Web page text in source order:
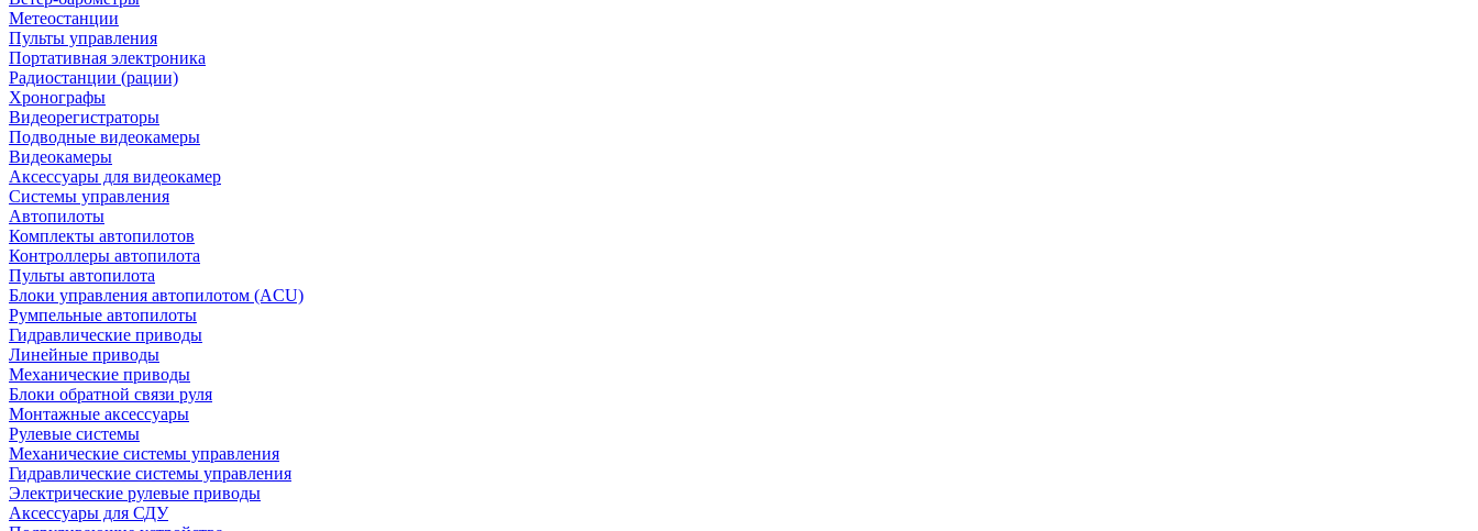
Метеостанции
Пульты управления
Портативная электроника
Радиостанции (рации)
Хронографы
Видеорегистраторы
Подводные видеокамеры
Видеокамеры
Аксессуары для видеокамер
Системы управления
Автопилоты
Комплекты автопилотов
Контроллеры автопилота
Пульты автопилота
Блоки управления автопилотом (ACU)
Румпельные автопилоты
Гидравлические приводы
Линейные приводы
Механические приводы
Блоки обратной связи руля
Монтажные аксессуары
Рулевые системы
Механические системы управления
Гидравлические системы управления
Электрические рулевые приводы
Аксессуары для СДУ